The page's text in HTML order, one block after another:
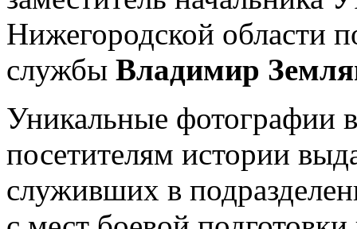
Нижегородской области
службы Владимир
Уникальные фотографии
посетителям истории
служивших в